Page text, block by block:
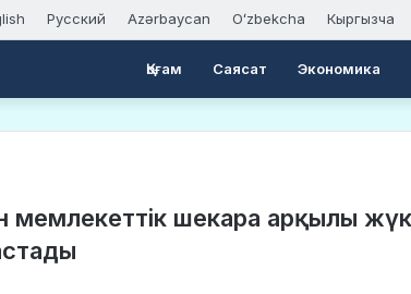
Русский Azərbaycan Oʻzbekcha Кыргызча
Қоғам Саясат Экономика
мемлекеттік шекара арқылы жүк